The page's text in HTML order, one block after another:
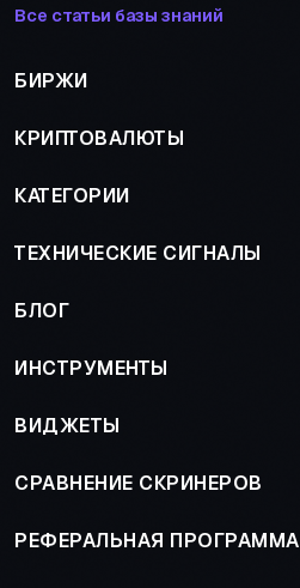
Все статьи базы знаний
БИРЖИ
КРИПТОВАЛЮТЫ
КАТЕГОРИИ
ТЕХНИЧЕСКИЕ СИГНАЛЫ
БЛОГ
ИНСТРУМЕНТЫ
ВИДЖЕТЫ
СРАВНЕНИЕ СКРИНЕРОВ
РЕФЕРАЛЬНАЯ ПРОГРАММА